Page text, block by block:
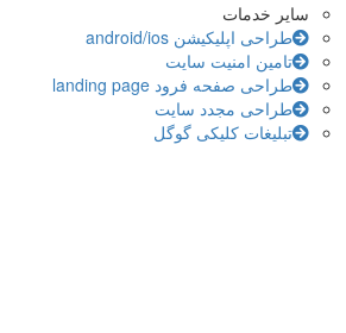
سایر خدمات
طراحی اپلیکیشن android/ios
تامین امنیت سایت
طراحی صفحه فرود landing page
طراحی مجدد سایت
تبلیغات کلیکی گوگل